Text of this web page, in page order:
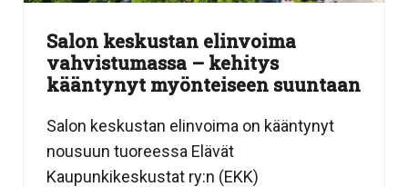
Salon keskustan elinvoima
vahvistumassa – kehitys
kääntynyt myönteiseen suuntaan
Salon keskustan elinvoima on kääntynyt
nousuun tuoreessa Elävät
Kaupunkikeskustat ry:n (EKK)